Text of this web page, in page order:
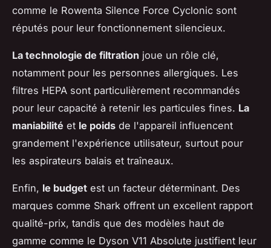
comme le Rowenta Silence Force Cyclonic sont
réputés pour leur fonctionnement silencieux.
La technologie de filtration joue un rôle clé,
notamment pour les personnes allergiques. Les
filtres HEPA sont particulièrement recommandés
pour leur capacité à retenir les particules fines. La
maniabilité et le poids de l'appareil influencent
grandement l'expérience utilisateur, surtout pour
les aspirateurs balais et traîneaux.
Enfin, le budget est un facteur déterminant. Des
marques comme Shark offrent un excellent rapport
qualité-prix, tandis que des modèles haut de
gamme comme le Dyson V11 Absolute justifient leur